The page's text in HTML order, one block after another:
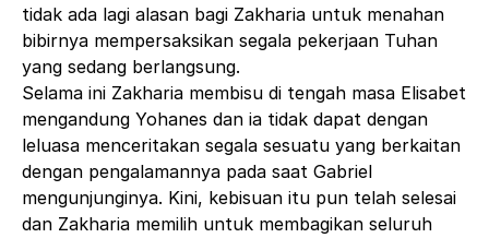
tidak ada lagi alasan bagi Zakharia untuk menahan
bibirnya mempersaksikan segala pekerjaan Tuhan
yang sedang berlangsung.
Selama ini Zakharia membisu di tengah masa Elisabet
mengandung Yohanes dan ia tidak dapat dengan
leluasa menceritakan segala sesuatu yang berkaitan
dengan pengalamannya pada saat Gabriel
mengunjunginya. Kini, kebisuan itu pun telah selesai
dan Zakharia memilih untuk membagikan seluruh